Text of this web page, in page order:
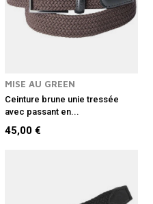
MISE AU GREEN
Ceinture brune unie tressée
avec passant en...
45,00 €